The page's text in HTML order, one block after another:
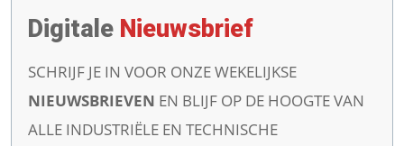
Digitale Nieuwsbrief
SCHRIJF JE IN VOOR ONZE WEKELIJKSE
NIEUWSBRIEVEN EN BLIJF OP DE HOOGTE VAN
ALLE INDUSTRIËLE EN TECHNISCHE